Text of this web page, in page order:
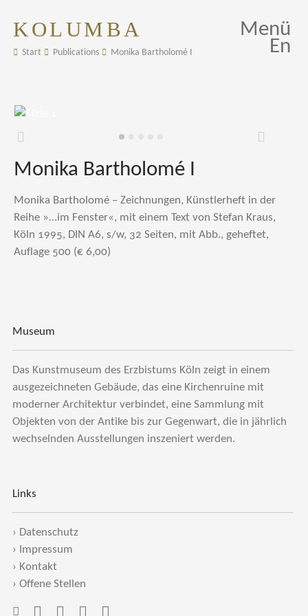
KOLUMBA
Start Publications Monika Bartholomé I
Menü
En
Zurück Weiter
Monika Bartholomé I
Monika Bartholomé – Zeichnungen, Künstlerheft in der
Reihe »…im Fenster«, mit einem Text von Stefan Kraus,
Köln 1995, DIN A6, s/w, 32 Seiten, mit Abb., geheftet,
Auflage 500 (€ 6,00)
Museum
Das Kunstmuseum des Erzbistums Köln zeigt in einem
ausgezeichneten Gebäude, das eine Kirchenruine mit
moderner Architektur verbindet, eine Sammlung mit
Objekten von der Antike bis zur Gegenwart, die in jährlich
wechselnden Ausstellungen inszeniert werden.
Links
› Datenschutz
›
Impressum
› Kontakt
› Offene Stellen